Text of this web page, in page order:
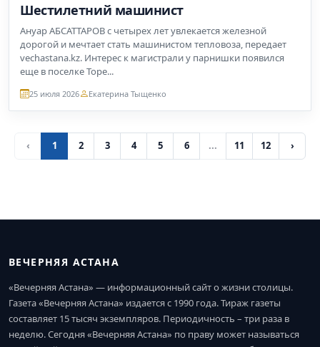
Шестилетний машинист
Ануар АБСАТТАРОВ с четырех лет увлекается железной
дорогой и мечтает стать машинистом тепловоза, передает
vechastana.kz. Интерес к магистрали у парнишки появился
еще в поселке Торе...
25 июля 2026 Екатерина Тыщенко
‹ 1 2 3 4 5 6 ... 11 12 ›
ВЕЧЕРНЯЯ АСТАНА
«Вечерняя Астана» — информационный сайт о жизни столицы.
Газета «Вечерняя Астана» издается с 1990 года. Тираж газеты
составляет 15 тысяч экземпляров. Периодичность – три раза в
неделю. Сегодня «Вечерняя Астана» по праву может называться